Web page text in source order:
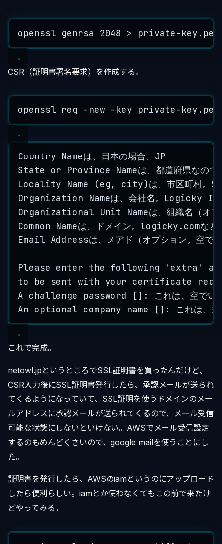
openssl genrsa 2048 > private- key . pem
CSR（証明書署名要求）を作成する。
openssl req - new - key private- key . pem
Country Nameは、 日本の場合、 JP
State
or Province Nameは、都道府県なので
Locality
Name (eg, city)は、市区町村。
Organization
Nameは、会社名。 Logicky
Organizational
Unit Nameは、組織名 （オ
Common
Nameは、 ドメイン。logicky . comなど
Email Addressは、 メアド （オプション。 空で
Please enter the following ' extra '
to
be sent with your certificate
A challenge password []: これは、 空でい
An optional company name []: これは、
これで完成。
netowl.jpというところでSSL証明書を買ったんだけど、
CSR入力後にSSL証明書発行したら、承認メールが送られ
てくるようになっていて、SSL証明を使うドメインのメー
ルアドレスに承認メールが送られてくるので、メール受信
可能な状態にしないといけない。AWSでメール受信設定
するのもめんどくさいので、google mailを使うことにし
た。
証明書を発行したら、AWSのiamというのにアップロード
したら便利らしい。iamとか使わなくてもこの前で来たけ
どやってみる。